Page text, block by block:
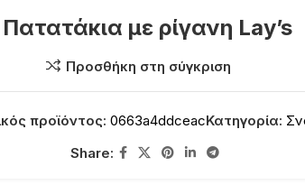
Πατατάκια με ρίγανη Lay’s
Προσθήκη στη σύγκριση
προϊόντος:0663a4ddceacΚατηγορία:
Share: